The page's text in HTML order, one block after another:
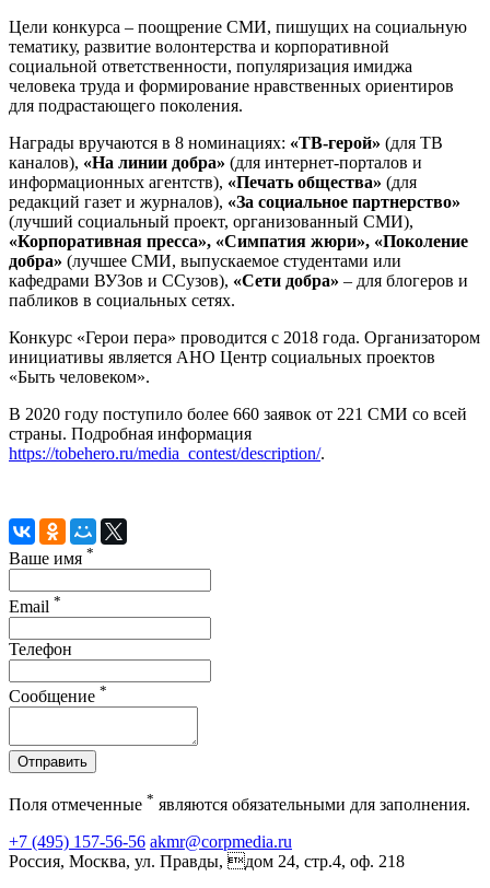
Цели конкурса – поощрение СМИ, пишущих на социальную
тематику, развитие волонтерства и корпоративной
социальной ответственности, популяризация имиджа
человека труда и формирование нравственных ориентиров
для подрастающего поколения.
Награды вручаются в 8 номинациях: «ТВ-герой» (для ТВ
каналов), «На линии добра» (для интернет-порталов и
информационных агентств), «Печать общества» (для
редакций газет и журналов), «За социальное партнерство»
(лучший социальный проект, организованный СМИ),
«Корпоративная пресса», «Симпатия жюри», «Поколение
добра» (лучшее СМИ, выпускаемое студентами или
кафедрами ВУЗов и ССузов), «Сети добра» – для блогеров и
пабликов в социальных сетях.
Конкурс «Герои пера» проводится с 2018 года. Организатором
инициативы является АНО Центр социальных проектов
«Быть человеком».
В 2020 году поступило более 660 заявок от 221 СМИ со всей
страны. Подробная информация
https://tobehero.ru/media_contest/description/.
Ваше имя *
Email *
Телефон
Сообщение *
Отправить
Поля отмеченные * являются обязательными для заполнения.
+7 (495) 157-56-56 akmr@corpmedia.ru
Россия, Москва, ул. Правды, дом 24, стр.4, оф. 218